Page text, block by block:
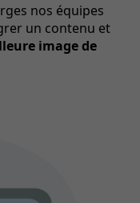
nos équipes
un contenu et
image de